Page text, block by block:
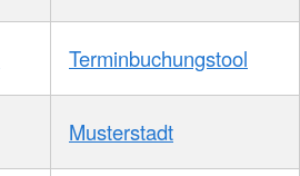
Terminbuchungstool
Musterstadt